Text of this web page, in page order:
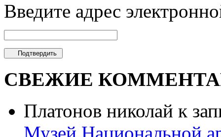
Введите адрес
СВЕЖИЕ
Платонов николай к